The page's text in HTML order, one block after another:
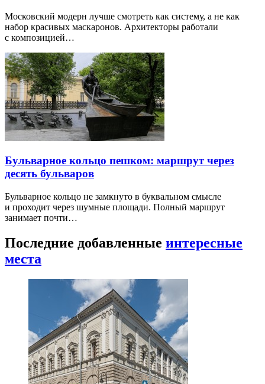
Московский модерн лучше смотреть как систему, а не как
набор красивых маскаронов. Архитекторы работали
с композицией…
Бульварное кольцо пешком: маршрут через
десять бульваров
Бульварное кольцо не замкнуто в буквальном смысле
и проходит через шумные площади. Полный маршрут
занимает почти…
Последние добавленные интересные
места